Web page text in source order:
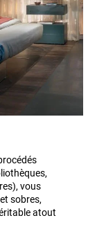
vous
sobres,
atout